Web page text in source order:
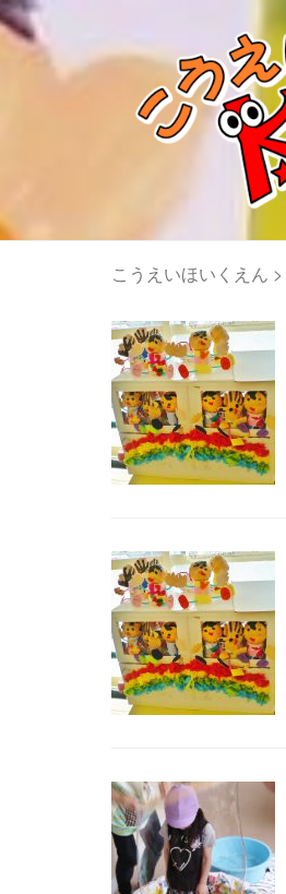
こうえいほいくえん >